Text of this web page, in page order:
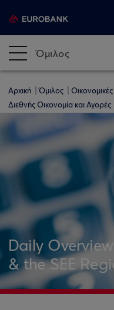
Όμιλος
Αρχική Όμιλος
Διεθνής Οικονομία και Αγορές
Daily
& the SEE